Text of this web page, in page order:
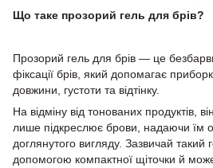
Що таке прозорий гель для брів?
Прозорий гель для брів — це
фіксації брів, який допомагає
довжини, густоти та відтінку.
На відміну від тонованих продуктів,
лише підкреслює брови, надаючи їм
доглянутого вигляду. Зазвичай такий
допомогою компактної щіточки й